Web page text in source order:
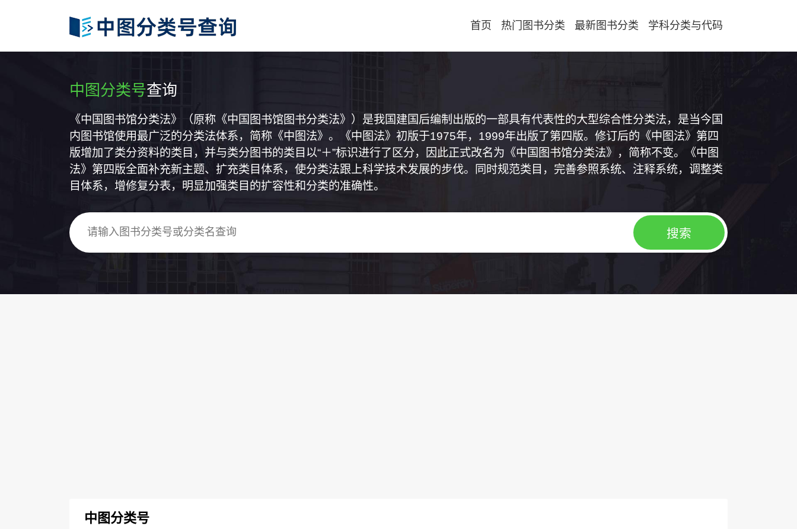
首页 热门图书分类 最新图书分类 学科分类与代码
中图分类号查询
《中国图书馆分类法》（原称《中国图书馆图书分类法》）是我国建国后编制出版的一部具有代表性的大型综合性分类法，是当今国
内图书馆使用最广泛的分类法体系，简称《中图法》。《中图法》初版于1975年，1999年出版了第四版。修订后的《中图法》第四
版增加了类分资料的类目，并与类分图书的类目以“＋”标识进行了区分，因此正式改名为《中国图书馆分类法》，简称不变。《中图
法》第四版全面补充新主题、扩充类目体系，使分类法跟上科学技术发展的步伐。同时规范类目，完善参照系统、注释系统，调整类
目体系，增修复分表，明显加强类目的扩容性和分类的准确性。
中图分类号